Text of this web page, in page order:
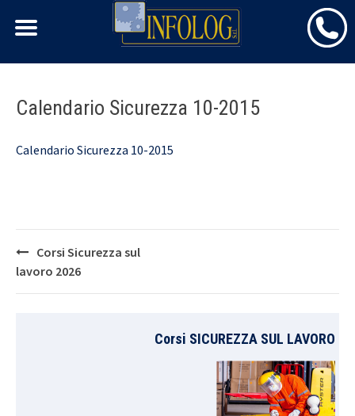
Skip
content
Calendario Sicurezza 10-2015
Calendario Sicurezza 10-2015
Post
navigation
Corsi Sicurezza sul
lavoro 2026
Corsi SICUREZZA SUL LAVORO